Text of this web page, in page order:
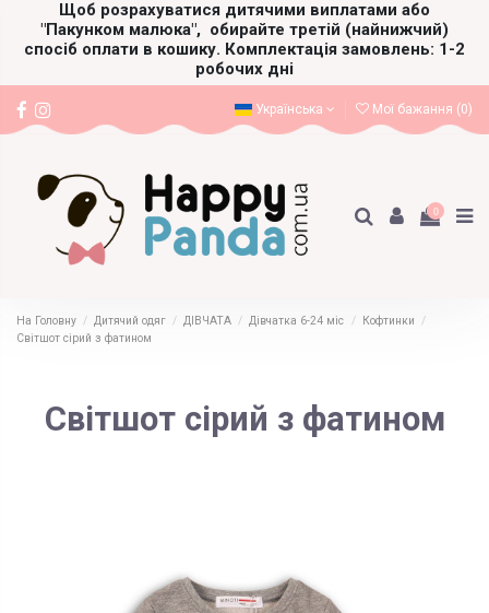
Щоб розрахуватися дитячими виплатами або
"Пакунком малюка", обирайте третій (найнижчий)
спосіб оплати в кошику. Комплектація замовлень: 1-2
робочих дні
Українська Мої бажання (0)
0
На Головну Дитячий одяг ДІВЧАТА Дівчатка 6-24 міс
Кофтинки
Світшот сірий з фатином
Світшот сірий з фатином